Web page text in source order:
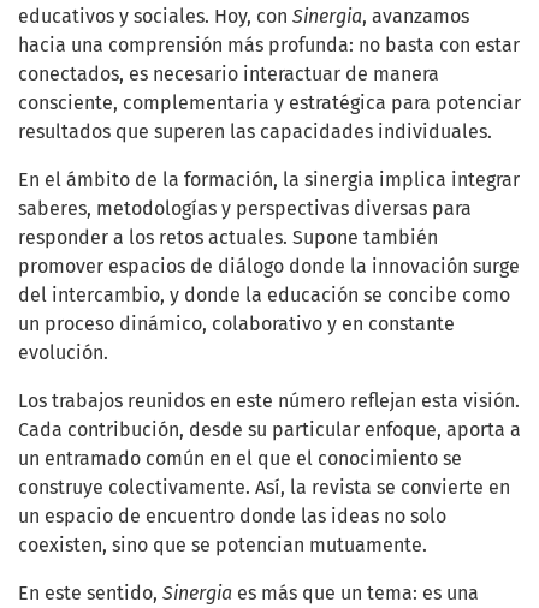
educativos y sociales. Hoy, con Sinergia, avanzamos
hacia una comprensión más profunda: no basta con estar
conectados, es necesario interactuar de manera
consciente, complementaria y estratégica para potenciar
resultados que superen las capacidades individuales.
En el ámbito de la formación, la sinergia implica integrar
saberes, metodologías y perspectivas diversas para
responder a los retos actuales. Supone también
promover espacios de diálogo donde la innovación surge
del intercambio, y donde la educación se concibe como
un proceso dinámico, colaborativo y en constante
evolución.
Los trabajos reunidos en este número reflejan esta visión.
Cada contribución, desde su particular enfoque, aporta a
un entramado común en el que el conocimiento se
construye colectivamente. Así, la revista se convierte en
un espacio de encuentro donde las ideas no solo
coexisten, sino que se potencian mutuamente.
En este sentido, Sinergia es más que un tema: es una